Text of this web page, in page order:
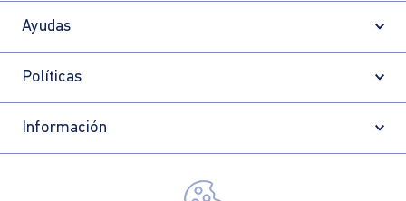
Ayudas
Políticas
Información